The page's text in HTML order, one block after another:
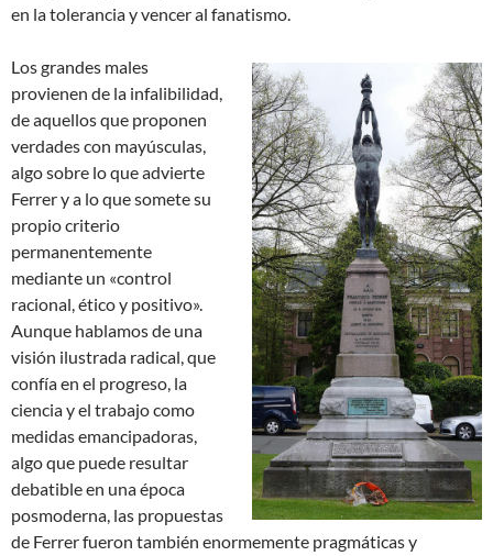
en la tolerancia y vencer al fanatismo.
Los grandes males
provienen de la infalibilidad,
de aquellos que proponen
verdades con mayúsculas,
algo sobre lo que advierte
Ferrer y a lo que somete su
propio criterio
permanentemente
mediante un «control
racional, ético y positivo».
Aunque hablamos de una
visión ilustrada radical, que
confía en el progreso, la
ciencia y el trabajo como
medidas emancipadoras,
algo que puede resultar
debatible en una época
posmoderna, las propuestas
de Ferrer fueron también enormemente pragmáticas y